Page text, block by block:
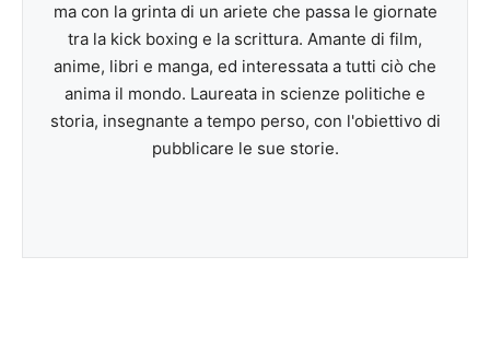
ma con la grinta di un ariete che passa le giornate
tra la kick boxing e la scrittura. Amante di film,
anime, libri e manga, ed interessata a tutti ciò che
anima il mondo. Laureata in scienze politiche e
storia, insegnante a tempo perso, con l'obiettivo di
pubblicare le sue storie.